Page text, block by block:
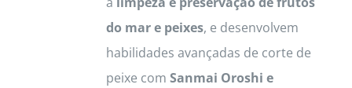
do mar e peixes, e desenvolvem
habilidades avançadas de corte de
peixe com Sanmai Oroshi e